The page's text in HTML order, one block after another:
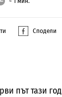
Сподели
път тази